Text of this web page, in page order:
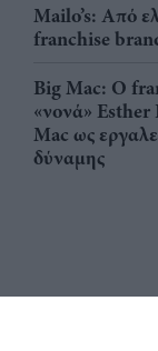
Mailo’s: Από
franchise
Big Mac: Ο
«νονά» Esther
Mac ως
δύναμης